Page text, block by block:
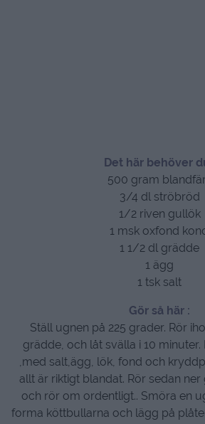
Det här behöver
500 gram
3/4 dl ströbröd
1/2 riven gullök
1 msk oxfond
1 1/2 dl grädde
1 ägg
1 tsk salt
Gör så här :
Ställ ugnen på 225 grader. Rör
grädde, och låt svälla i 10
,med salt,ägg, lök, fond och
allt är riktigt blandat. Rör sedan
och rör om ordentligt.. Smöra en
forma köttbullarna och lägg på